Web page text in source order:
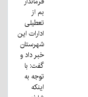
بم از
تعطیلی
ادارات این
شهرستان
خبر داد و
گفت: با
توجه به
اینکه